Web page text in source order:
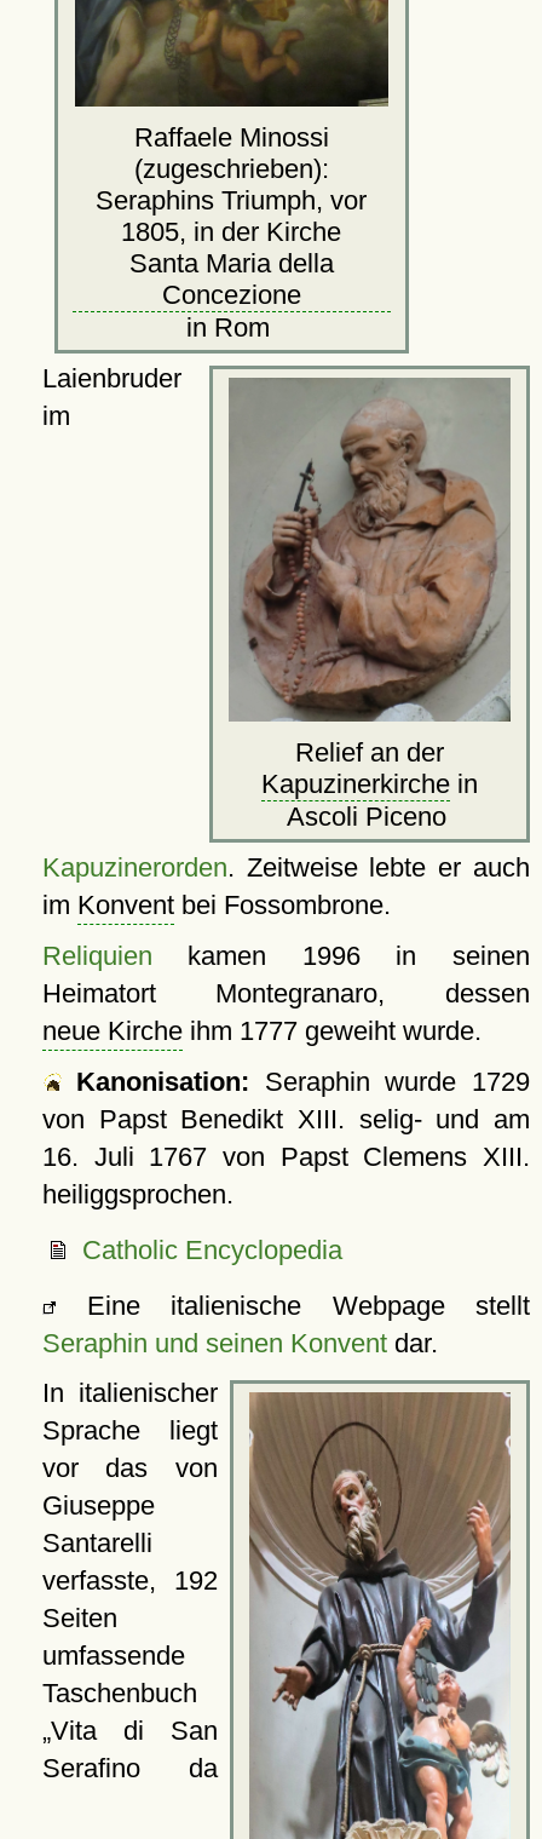
Raffaele Minossi
(zugeschrieben):
Seraphins Triumph, vor
1805, in der Kirche
Santa Maria della
Concezione
in Rom
Relief an der
Kapuzinerkirche in
Ascoli Piceno
Laienbruder
im
Kapuzinerorden. Zeitweise lebte er auch
im Konventbei Fossombrone.
Reliquien kamen 1996 in seinen
Heimatort Montegranaro, dessen
neue Kircheihm 1777 geweiht wurde.
Kanonisation: Seraphin wurde 1729
von Papst Benedikt XIII. selig- und am
16. Juli 1767 von Papst Clemens XIII.
heiliggsprochen.
Catholic Encyclopedia
Eine italienische Webpage stellt
Seraphin und seinen Konventdar.
In italienischer
Sprache liegt
vor das von
Giuseppe
Santarelli
verfasste, 192
Seiten
umfassende
Taschenbuch
Vita di San
Serafino da